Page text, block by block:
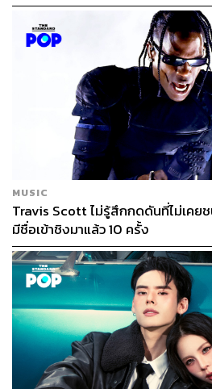
MUSIC
Travis Scott ไม่รู้สึกกดดันที่ไม่เคย
มีชื่อเข้าชิงมาแล้ว 10 ครั้ง